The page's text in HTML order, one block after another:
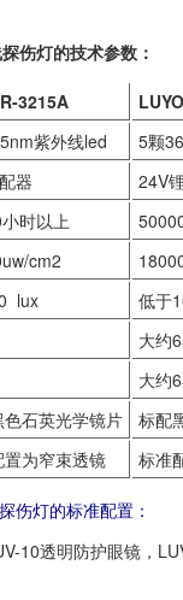
伤灯的技术参数：
3215A
紫外线led
5颗
器
24V
时以上
cm2
lux
低于
大约
大约
石英光学镜片
标配
为窄束透镜 标准
伤灯的标准配置：
10透明防护眼镜，